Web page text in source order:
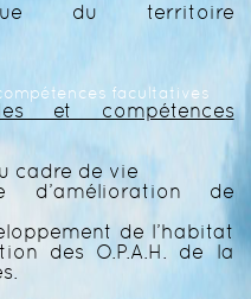
du territoire
facultatives
et compétences
cadre de vie
d’amélioration de
de l’habitat
des O.P.A.H. de la